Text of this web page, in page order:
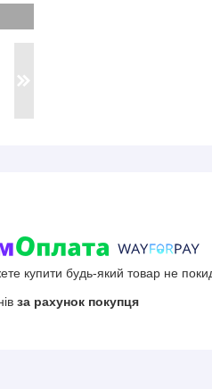
купити будь-який товар не
за рахунок покупця